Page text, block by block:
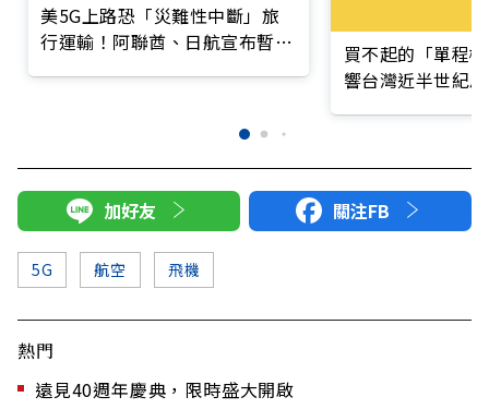
美5G上路恐「災難性中斷」旅
行運輸！阿聯酋、日航宣布暫停
買不起的「單程
響台灣近半世紀
加好友 關注FB
5G 航空 飛機
熱門
遠見40週年慶典，限時盛大開啟